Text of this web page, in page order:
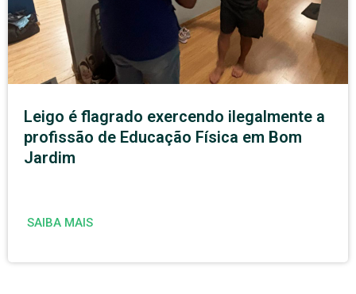
Leigo é flagrado exercendo ilegalmente a
profissão de Educação Física em Bom
Jardim
SAIBA MAIS